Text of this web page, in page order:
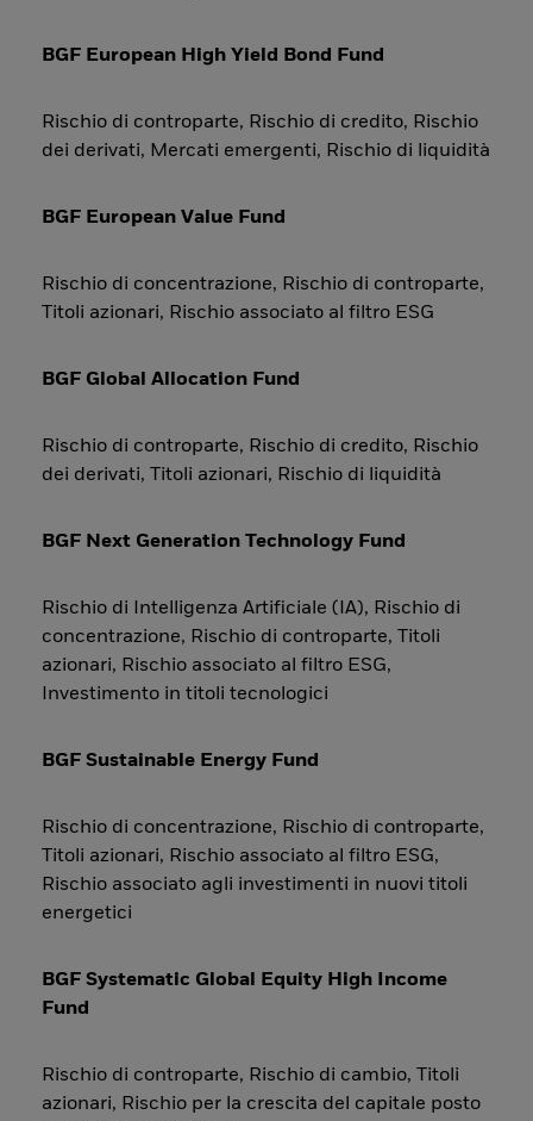
BGF European High Yield Bond Fund
Rischio di controparte, Rischio di credito, Rischio
dei derivati, Mercati emergenti, Rischio di liquidità
BGF European Value Fund
Rischio di concentrazione, Rischio di controparte,
Titoli azionari, Rischio associato al filtro ESG
BGF Global Allocation Fund
Rischio di controparte, Rischio di credito, Rischio
dei derivati, Titoli azionari, Rischio di liquidità
BGF Next Generation Technology Fund
Rischio di Intelligenza Artificiale (IA), Rischio di
concentrazione, Rischio di controparte, Titoli
azionari, Rischio associato al filtro ESG,
Investimento in titoli tecnologici
BGF Sustainable Energy Fund
Rischio di concentrazione, Rischio di controparte,
Titoli azionari, Rischio associato al filtro ESG,
Rischio associato agli investimenti in nuovi titoli
energetici
BGF Systematic Global Equity High Income
Fund
Rischio di controparte, Rischio di cambio, Titoli
azionari, Rischio per la crescita del capitale posto